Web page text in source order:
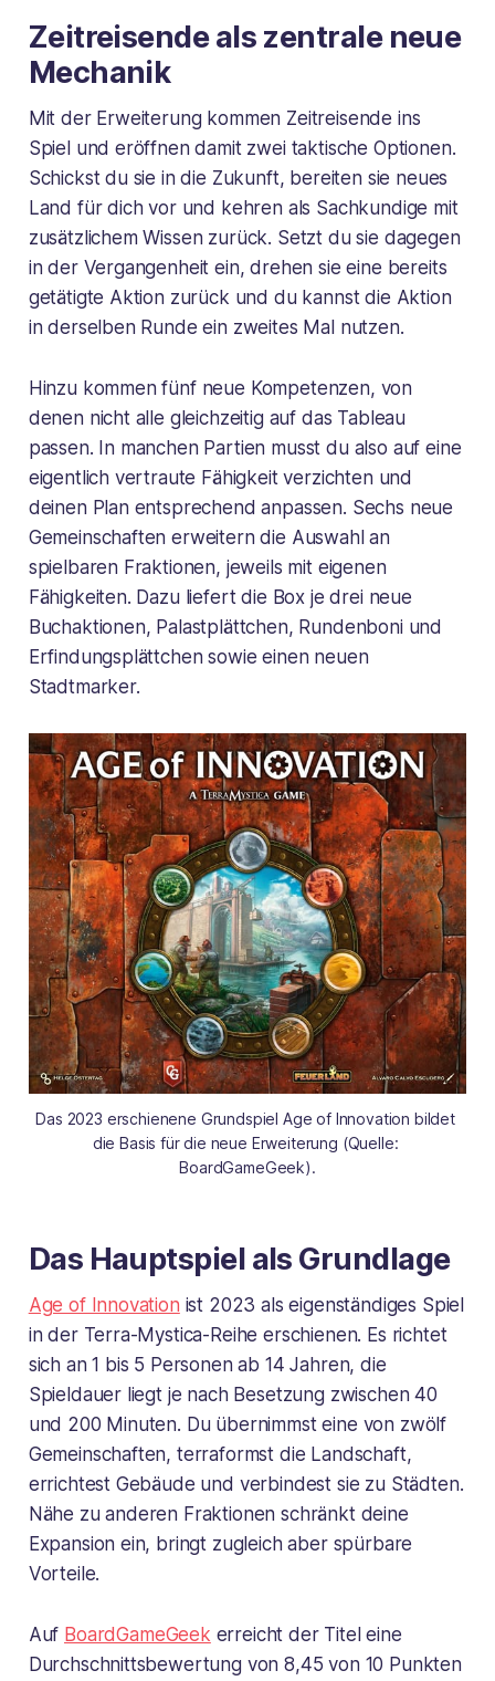
Zeitreisende als zentrale neue
Mechanik
Mit der Erweiterung kommen Zeitreisende ins
Spiel und eröffnen damit zwei taktische Optionen.
Schickst du sie in die Zukunft, bereiten sie neues
Land für dich vor und kehren als Sachkundige mit
zusätzlichem Wissen zurück. Setzt du sie dagegen
in der Vergangenheit ein, drehen sie eine bereits
getätigte Aktion zurück und du kannst die Aktion
in derselben Runde ein zweites Mal nutzen.
Hinzu kommen fünf neue Kompetenzen, von
denen nicht alle gleichzeitig auf das Tableau
passen. In manchen Partien musst du also auf eine
eigentlich vertraute Fähigkeit verzichten und
deinen Plan entsprechend anpassen. Sechs neue
Gemeinschaften erweitern die Auswahl an
spielbaren Fraktionen, jeweils mit eigenen
Fähigkeiten. Dazu liefert die Box je drei neue
Buchaktionen, Palastplättchen, Rundenboni und
Erfindungsplättchen sowie einen neuen
Stadtmarker.
Das 2023 erschienene Grundspiel Age of Innovation bildet
die Basis für die neue Erweiterung (Quelle:
BoardGameGeek).
Das Hauptspiel als Grundlage
Age of Innovation ist 2023 als eigenständiges Spiel
in der Terra-Mystica-Reihe erschienen. Es richtet
sich an 1 bis 5 Personen ab 14 Jahren, die
Spieldauer liegt je nach Besetzung zwischen 40
und 200 Minuten. Du übernimmst eine von zwölf
Gemeinschaften, terraformst die Landschaft,
errichtest Gebäude und verbindest sie zu Städten.
Nähe zu anderen Fraktionen schränkt deine
Expansion ein, bringt zugleich aber spürbare
Vorteile.
Auf BoardGameGeek erreicht der Titel eine
Durchschnittsbewertung von 8,45 von 10 Punkten